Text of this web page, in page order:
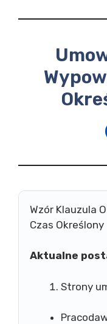
Wzór Klauzula
Czas Określony
Aktualne
Strony